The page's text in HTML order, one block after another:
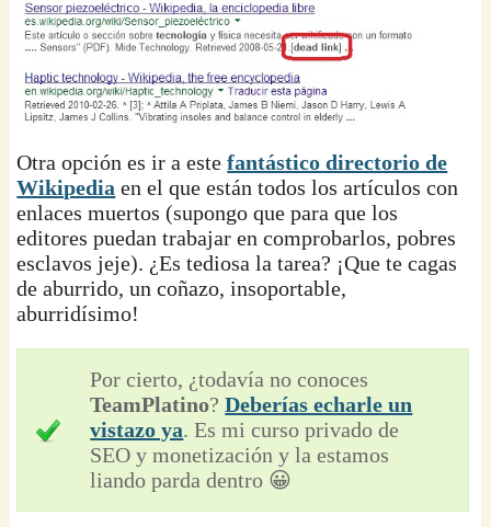
Otra opción es ir a estefantástico directorio de
Wikipedia en el que están todos los artículos con
enlaces muertos (supongo que para que los
editores puedan trabajar en comprobarlos, pobres
esclavos jeje). ¿Es tediosa la tarea? ¡Que te cagas
de aburrido, un coñazo, insoportable,
aburridísimo!
Por cierto, ¿todavía no conoces
TeamPlatino?Deberías echarle un
vistazo ya. Es mi curso privado de
SEO y monetización y la estamos
liando parda dentro 😀